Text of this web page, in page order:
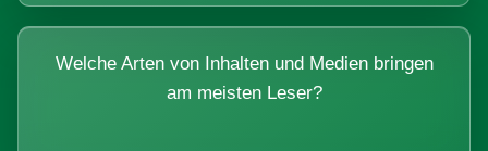
Welche Arten von Inhalten und Medien bringen
am meisten Leser?